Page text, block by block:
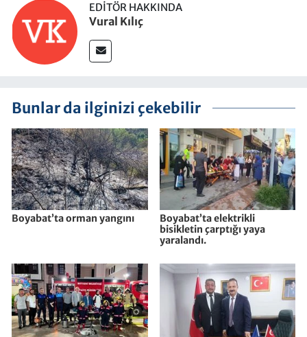
EDITÖR HAKKINDA
Vural Kılıç
Bunlar da ilginizi çekebilir
Boyabat’ta orman yangını
Boyabat’ta elektrikli
bisikletin çarptığı yaya
yaralandı.